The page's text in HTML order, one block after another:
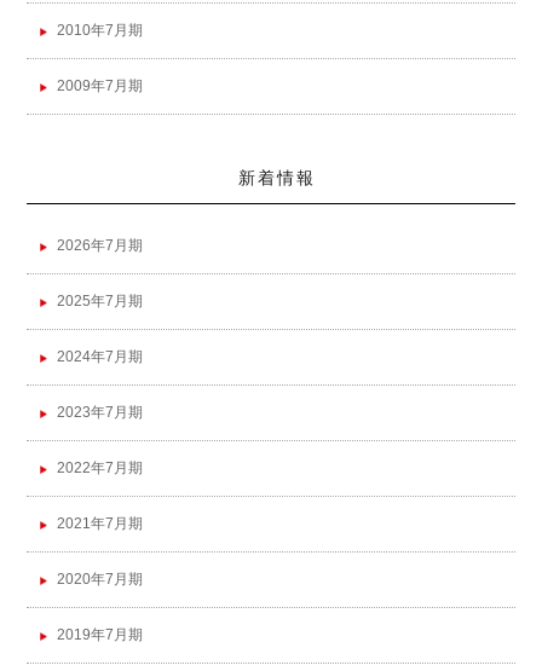
2010年7月期
2009年7月期
新着情報
2026年7月期
2025年7月期
2024年7月期
2023年7月期
2022年7月期
2021年7月期
2020年7月期
2019年7月期